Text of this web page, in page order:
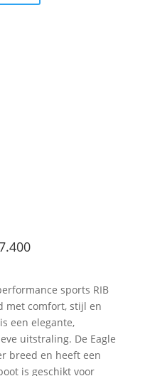
sports RIB
met comfort, stijl en
een elegante,
uitstraling. De Eagle
breed en heeft een
is geschikt voor